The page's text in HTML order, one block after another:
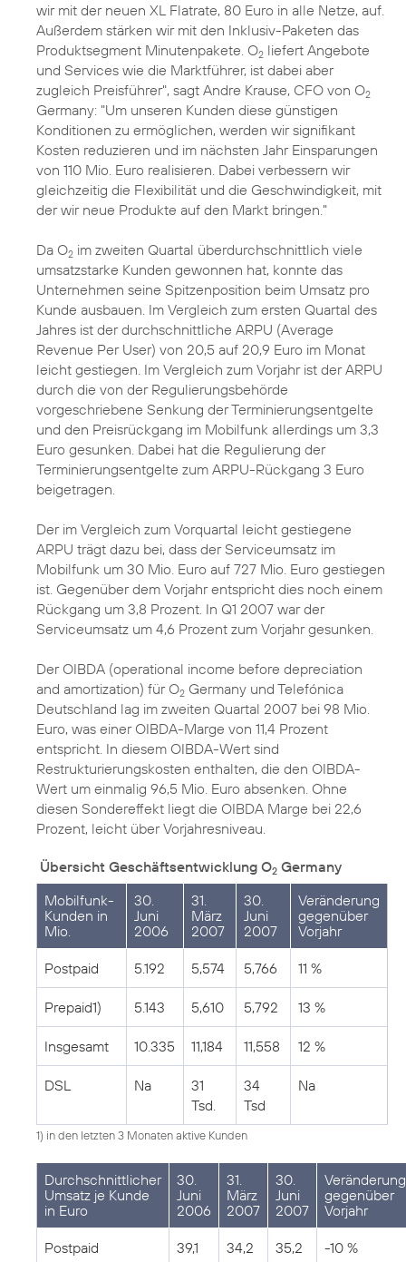
wir mit der neuen XL Flatrate, 80 Euro in alle Netze, auf.
Außerdem stärken wir mit den Inklusiv-Paketen das
Produktsegment Minutenpakete. O2 liefert Angebote
und Services wie die Marktführer, ist dabei aber
zugleich Preisführer", sagt Andre Krause, CFO von O2
Germany: "Um unseren Kunden diese günstigen
Konditionen zu ermöglichen, werden wir signifikant
Kosten reduzieren und im nächsten Jahr Einsparungen
von 110 Mio. Euro realisieren. Dabei verbessern wir
gleichzeitig die Flexibilität und die Geschwindigkeit, mit
der wir neue Produkte auf den Markt bringen."
Da O2 im zweiten Quartal überdurchschnittlich viele
umsatzstarke Kunden gewonnen hat, konnte das
Unternehmen seine Spitzenposition beim Umsatz pro
Kunde ausbauen. Im Vergleich zum ersten Quartal des
Jahres ist der durchschnittliche ARPU (Average
Revenue Per User) von 20,5 auf 20,9 Euro im Monat
leicht gestiegen. Im Vergleich zum Vorjahr ist der ARPU
durch die von der Regulierungsbehörde
vorgeschriebene Senkung der Terminierungsentgelte
und den Preisrückgang im Mobilfunk allerdings um 3,3
Euro gesunken. Dabei hat die Regulierung der
Terminierungsentgelte zum ARPU-Rückgang 3 Euro
beigetragen.
Der im Vergleich zum Vorquartal leicht gestiegene
ARPU trägt dazu bei, dass der Serviceumsatz im
Mobilfunk um 30 Mio. Euro auf 727 Mio. Euro gestiegen
ist. Gegenüber dem Vorjahr entspricht dies noch einem
Rückgang um 3,8 Prozent. In Q1 2007 war der
Serviceumsatz um 4,6 Prozent zum Vorjahr gesunken.
Der OIBDA (operational income before depreciation
and amortization) für O2 Germany und Telefónica
Deutschland lag im zweiten Quartal 2007 bei 98 Mio.
Euro, was einer OIBDA-Marge von 11,4 Prozent
entspricht. In diesem OIBDA-Wert sind
Restrukturierungskosten enthalten, die den OIBDA-
Wert um einmalig 96,5 Mio. Euro absenken. Ohne
diesen Sondereffekt liegt die OIBDA Marge bei 22,6
Prozent, leicht über Vorjahresniveau.
Übersicht Geschäftsentwicklung O2 Germany
Mobilfunk-
Kunden in
Mio.
30.
Juni
2006
31.
März
2007
30.
Juni
2007
Veränderung
gegenüber
Vorjahr
Postpaid 5.192 5,574 5,766 11 %
Prepaid1) 5.143 5,610 5,792 13 %
Insgesamt 10.335 11,184 11,558 12 %
DSL Na
31
Tsd.
34
Tsd
Na
1) in den letzten 3 Monaten aktive Kunden
Durchschnittlicher
Umsatz je Kunde
in Euro
30.
Juni
2006
31.
März
2007
30.
Juni
2007
Veränderung
gegenüber
Vorjahr
Postpaid 39,1 34,2 35,2 -10 %